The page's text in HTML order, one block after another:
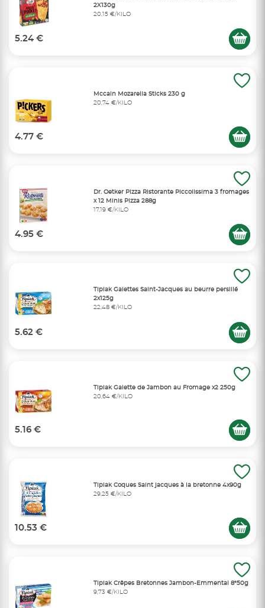
2X130g
20,15 €/KILO
5.24 €
Mccain Mozarella Sticks 230 g
20,74 €/KILO
4.77 €
Dr. Oetker Pizza Ristorante Piccolissima 3 fromages
x 12 Minis Pizza 288g
17,19 €/KILO
4.95 €
Tipiak Galettes Saint-Jacques au beurre persillé
2x125g
22,48 €/KILO
5.62 €
Tipiak Galette de Jambon au Fromage x2 250g
20,64 €/KILO
5.16 €
Tipiak Coques Saint jacques à la bretonne 4x90g
29,25 €/KILO
10.53 €
Tipiak Crêpes Bretonnes Jambon-Emmental 8*50g
9,73 €/KILO